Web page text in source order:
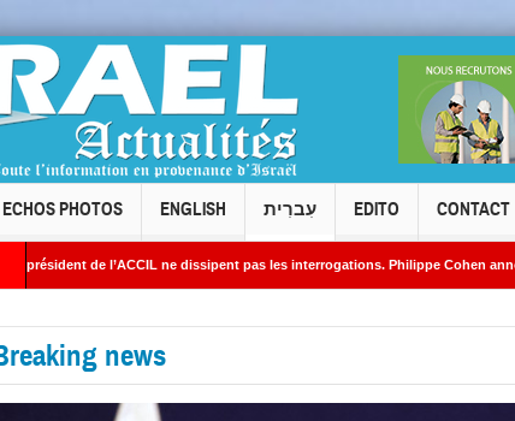
ECHOS PHOTOS ENGLISH עִברִית EDITO CONTACT
ne dissipent pas les interrogations. Philippe Cohen annonce se réserver le
news